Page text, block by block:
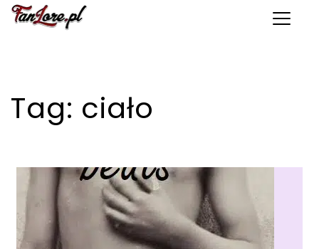
Toggle
Tag: ciało